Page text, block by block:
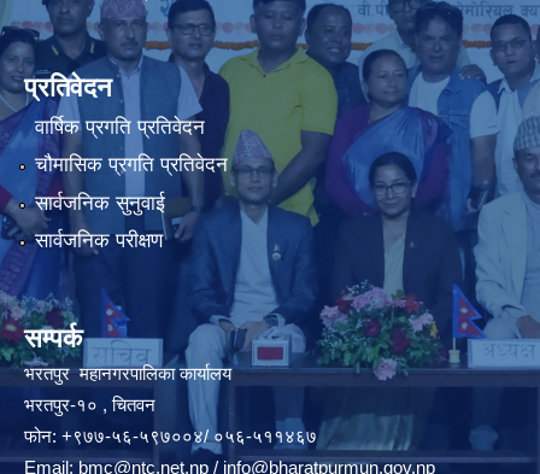
प्रतिवेदन
वार्षिक प्रगति प्रतिवेदन
चौमासिक प्रगति प्रतिवेदन
सार्वजनिक सुनुवाई
सार्वजनिक परीक्षण
सम्पर्क
भरतपुर महानगरपालिका कार्यालय
भरतपुर-१० , चितवन
फोन: +९७७-५६-५९७००४/ ०५६-५११४६७
Email:bmc@ntc.net.np / info@bharatpurmun.gov.np